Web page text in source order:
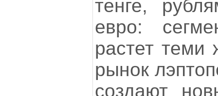
тенге,
евро:
растет теми
рынок
создают